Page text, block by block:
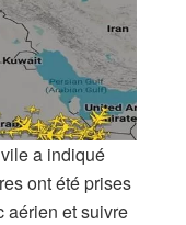
a indiqué
ont été prises
aérien et suivre